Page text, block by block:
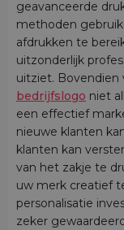
geavanceerde
methoden
afdrukken te
uitzonderlijk
uitziet. Bovendien
bedrijfslogo niet
een effectief
nieuwe klanten
klanten kan
van het zakje te
uw merk creatief
personalisatie
zeker